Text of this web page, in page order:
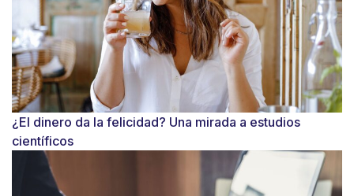
¿El dinero da la felicidad? Una mirada a estudios
científicos